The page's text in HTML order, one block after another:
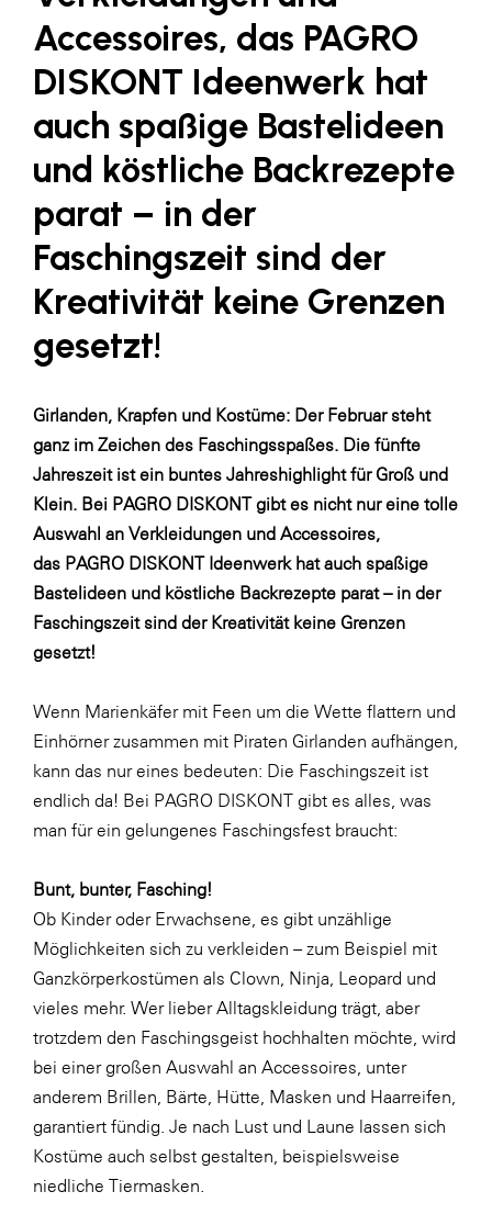
Getzner Werkstoffe
Heimat Österreich
ikp
Johnson & Johnson
JELD-WEN DANA
kosaplaner
LAT Nitrogen
Die Menü-Manufaktur
OMV
OptimaMed
PHH Rechtsanwält:innen
Primark
Salesforce
SeneCura
SKINUANCE®
Somfy
SPIEGLTEC
STIHL Tirol
Trend Micro
TAG GmbH
VALETTA
Verband Druck Medien Österreich
Wirtschaftskammer Salzburg
WKS Fachgruppe Fahrzeughandel und
Accessoires, das PAGRO
DISKONT Ideenwerk hat
auch spaßige Bastelideen
und köstliche Backrezepte
parat – in der
Faschingszeit sind der
Kreativität keine Grenzen
gesetzt!
Girlanden, Krapfen und Kostüme: Der Februar steht
ganz im Zeichen des Faschingsspaßes. Die fünfte
Jahreszeit ist ein buntes Jahreshighlight für Groß und
Klein. Bei PAGRO DISKONTgibt es nicht nur eine tolle
Auswahl an Verkleidungen und Accessoires,
das PAGRO DISKONT Ideenwerkhat auch spaßige
Bastelideen und köstliche Backrezepte parat – in der
Faschingszeit sind der Kreativität keine Grenzen
gesetzt!
Wenn Marienkäfer mit Feen um die Wette flattern und
Einhörner zusammen mit Piraten Girlanden aufhängen,
kann das nur eines bedeuten: Die Faschingszeit ist
endlich da! Bei PAGRO DISKONT gibt es alles, was
man für ein gelungenes Faschingsfest braucht:
Bunt, bunter, Fasching!
Ob Kinder oder Erwachsene, es gibt unzählige
Möglichkeiten sich zu verkleiden – zum Beispiel mit
Ganzkörperkostümen als Clown, Ninja, Leopard und
vieles mehr. Wer lieber Alltagskleidung trägt, aber
trotzdem den Faschingsgeist hochhalten möchte, wird
bei einer großen Auswahl an Accessoires, unter
anderem Brillen, Bärte, Hütte, Masken und Haarreifen,
garantiert fündig. Je nach Lust und Laune lassen sich
Kostüme auch selbst gestalten, beispielsweise
niedliche Tiermasken